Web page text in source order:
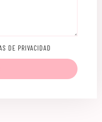
DE PRIVACIDAD